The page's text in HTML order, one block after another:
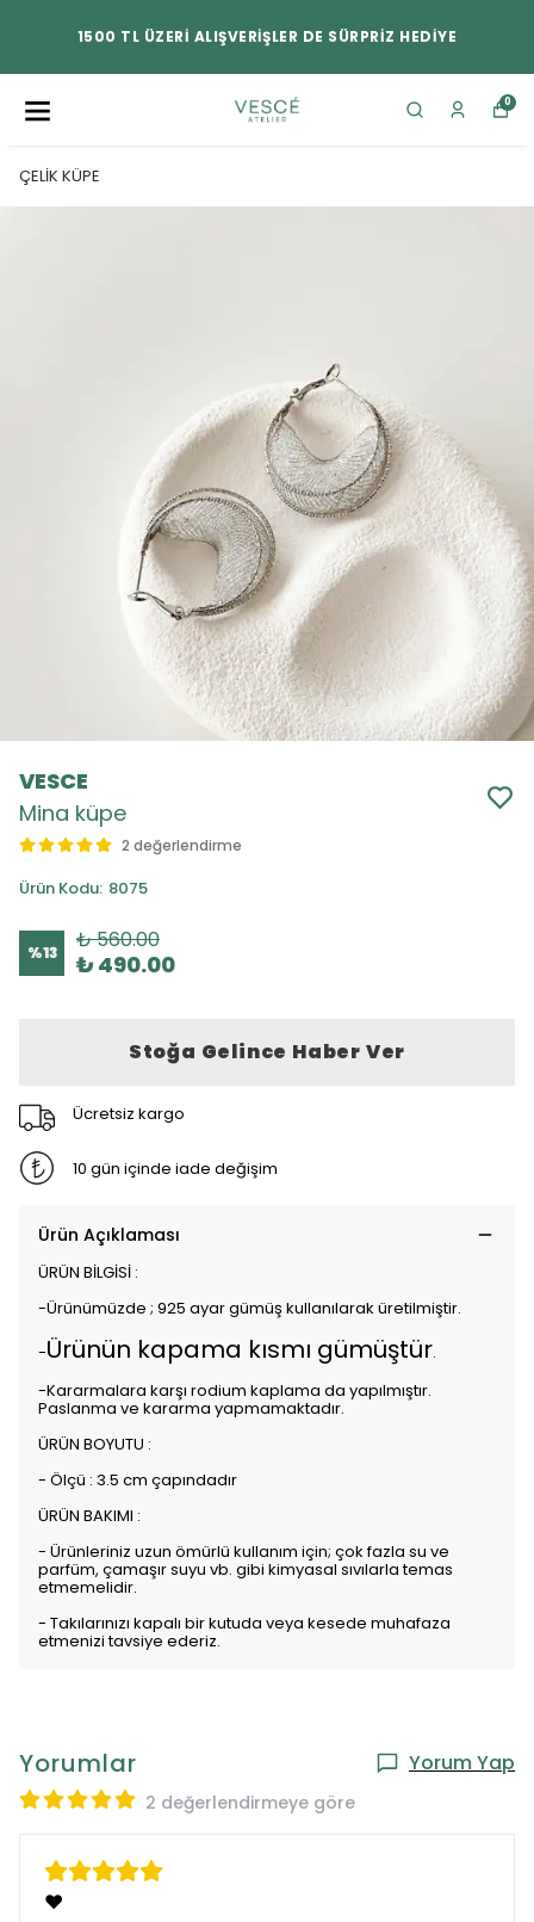
1500 TL ÜZERİ ALIŞVERİŞLER DE SÜRPRİZ HEDİYE
0
ÇELİK KÜPE
VESCE
Mina küpe
2 değerlendirme
Ürün Kodu: 8075
%13 ₺ 560.00
₺ 490.00
Stoğa Gelince Haber Ver
Ücretsiz kargo
10 gün içinde iade değişim
Ürün Açıklaması
ÜRÜN BİLGİSİ :
-Ürünümüzde ; 925 ayar gümüş kullanılarak üretilmiştir.
-Ürünün kapama kısmı gümüştür.
-Kararmalara karşı rodium kaplama da yapılmıştır.
Paslanma ve kararma yapmamaktadır.
ÜRÜN BOYUTU :
- Ölçü : 3.5 cm çapındadır
ÜRÜN BAKIMI :
- Ürünleriniz uzun ömürlü kullanım için; çok fazla su ve
parfüm, çamaşır suyu vb. gibi kimyasal sıvılarla temas
etmemelidir.
- Takılarınızı kapalı bir kutuda veya kesede muhafaza
etmenizi tavsiye ederiz.
Yorumlar Yorum Yap
2 değerlendirmeye göre
❤️